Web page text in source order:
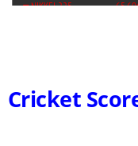
Cricket